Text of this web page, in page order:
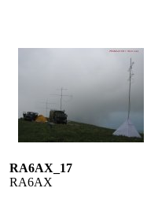
RA6AX_17
RA6AX